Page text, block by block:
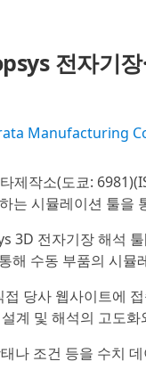
전자기
Manufacturing
제작소(도쿄:
는 시뮬레이션 툴을
3D 전자기장 해석
해 수동 부품의 시
당사 웹사이트에
계 및 해석의 고도
나 조건 등을 수치